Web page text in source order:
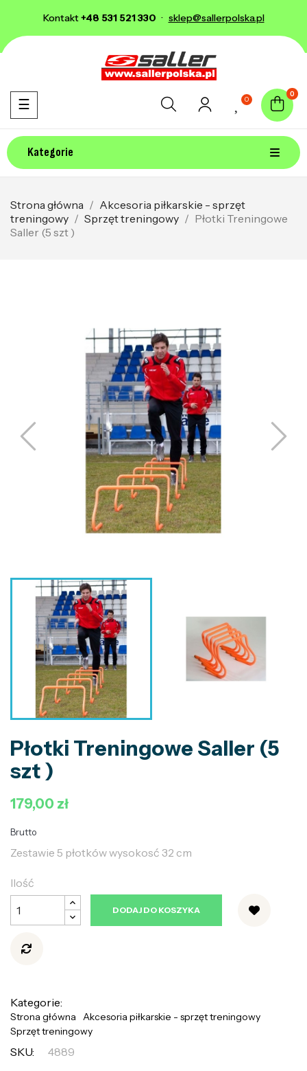
Kontakt+48 531 521 330 · sklep@sallerpolska.pl
0
0
Kategorie
Toggle navigation
☰
Strona główna
Akcesoria piłkarskie - sprzęt
treningowy
Sprzęt treningowy
Płotki Treningowe
Saller (5 szt )
Płotki Treningowe Saller (5
szt )
179,00 zł
Brutto
Zestawie 5 płotków wysokosć 32 cm
Ilość
DODAJ DO KOSZYKA
Kategorie:
Strona główna
Akcesoria piłkarskie - sprzęt treningowy
Sprzęt treningowy
SKU:
4889